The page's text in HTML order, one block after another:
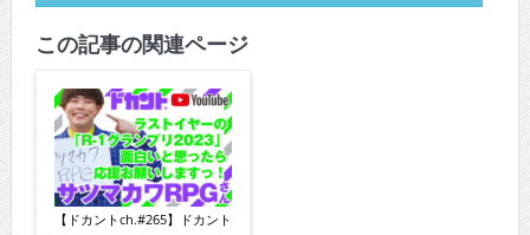
この記事の関連ページ
【ドカントch.#265】ドカント